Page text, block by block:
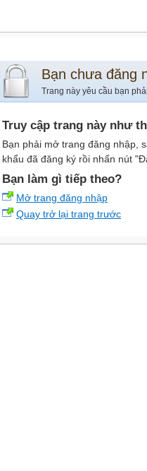
Bạn chưa đăng
Trang này yêu cầu bạn
Truy cập trang này như
Bạn phải mở trang đăng nhập,
khẩu đã đăng ký rồi nhấn nút
Bạn làm gì tiếp theo?
Mở trang đăng nhập
Quay trở lại trang trước